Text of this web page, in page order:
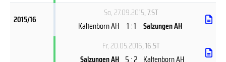
2015/16
So, 27.09.2015, 7.ST
Kaltenborn AH
1 : 1
Salzungen AH
Fr, 20.05.2016, 16.ST
Salzungen AH
Kaltenborn AH